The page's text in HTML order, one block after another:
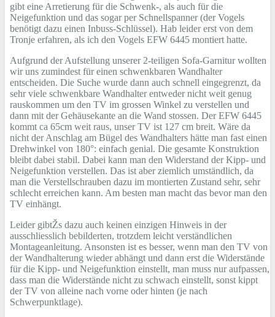
gibt eine Arretierung für die Schwenk-, als auch für die
Neigefunktion und das sogar per Schnellspanner (der Vogels
benötigt dazu einen Inbuss-Schlüssel). Hab leider erst von dem
Tronje erfahren, als ich den Vogels EFW 6445 montiert hatte.
Aufgrund der Aufstellung unserer 2-teiligen Sofa-Garnitur wollten
wir uns zumindest für einen schwenkbaren Wandhalter
entscheiden. Die Suche wurde dann auch schnell eingegrenzt, da
sehr viele schwenkbare Wandhalter entweder nicht weit genug
rauskommen um den TV im grossen Winkel zu verstellen und
dann mit der Gehäusekante an die Wand stossen. Der EFW 6445
kommt ca 65cm weit raus, unser TV ist 127 cm breit. Wäre da
nicht der Anschlag am Bügel des Wandhalters hätte man fast einen
Drehwinkel von 180°: einfach genial. Die gesamte Konstruktion
bleibt dabei stabil. Dabei kann man den Widerstand der Kipp- und
Neigefunktion verstellen. Das ist aber ziemlich umständlich, da
man die Verstellschrauben dazu im montierten Zustand sehr, sehr
schlecht erreichen kann. Am besten man macht das bevor man den
TV einhängt.
Leider gibtŽs dazu auch keinen einzigen Hinweis in der
ausschliesslich bebilderten, trotzdem leicht verständlichen
Montageanleitung. Ansonsten ist es besser, wenn man den TV von
der Wandhalterung wieder abhängt und dann erst die Widerstände
für die Kipp- und Neigefunktion einstellt, man muss nur aufpassen,
dass man die Widerstände nicht zu schwach einstellt, sonst kippt
der TV von alleine nach vorne oder hinten (je nach
Schwerpunktlage).